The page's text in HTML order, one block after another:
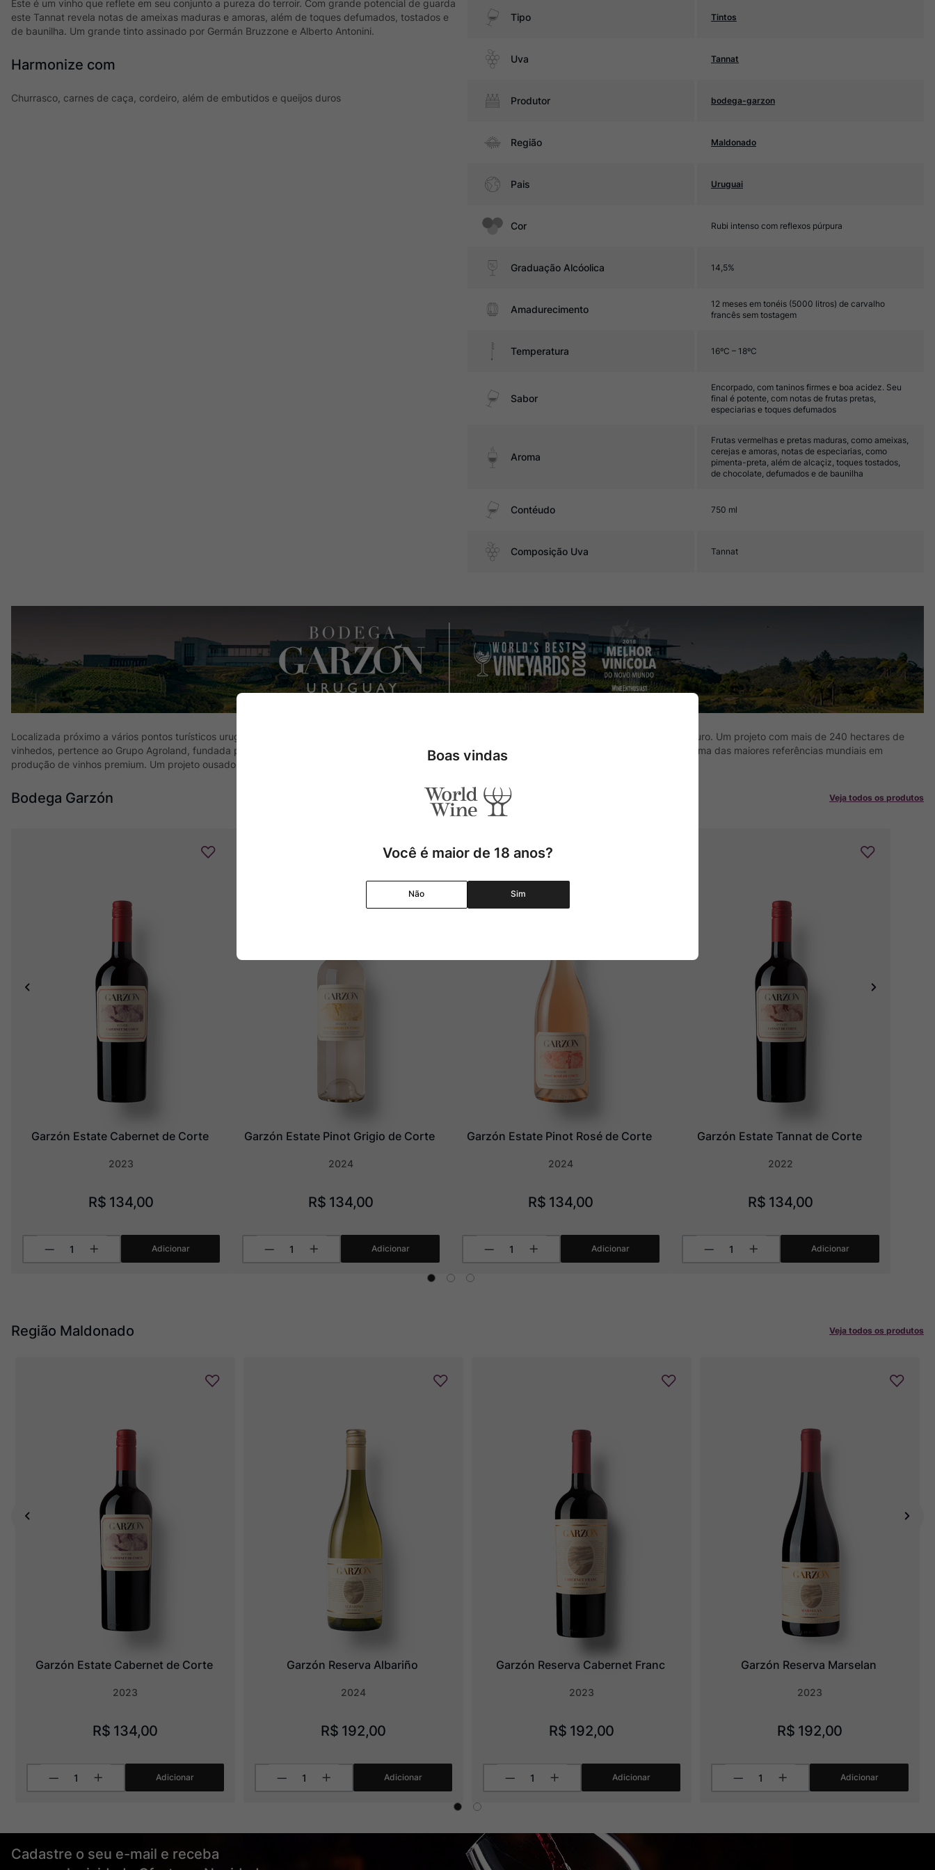
Este é um vinho que reflete em seu conjunto a pureza do terroir. Com grande potencial de guarda
este Tannat revela notas de ameixas maduras e amoras, além de toques defumados, tostados e
de baunilha. Um grande tinto assinado por Germán Bruzzone e Alberto Antonini.
Harmonize com
Churrasco, carnes de caça, cordeiro, além de embutidos e queijos duros
Tipo Tintos
Uva Tannat
Produtor bodega-garzon
Região Maldonado
Pais Uruguai
Cor Rubi intenso com reflexos púrpura
Graduação Alcóolica 14,5%
Amadurecimento
12 meses em tonéis (5000 litros) de carvalho
francês sem tostagem
Temperatura 16ºC – 18ºC
Sabor
Encorpado, com taninos firmes e boa acidez. Seu
final é potente, com notas de frutas pretas,
especiarias e toques defumados
Aroma
Frutas vermelhas e pretas maduras, como ameixas,
cerejas e amoras, notas de especiarias, como
pimenta-preta, além de alcaçiz, toques tostados,
de chocolate, defumados e de baunilha
Contéudo 750 ml
Composição Uva Tannat
Localizada próximo a vários pontos turísticos uruguaios, como Punta del Este e La Barra, a Bodega Garzon é a combinação perfeita entre história e futuro. Um projeto com mais de 240 hectares de
vinhedos, pertence ao Grupo Agroland, fundada pelo argentino Alejandro Bulgheroni. Os vinhos são elaborados sob a consultoria de Alberto Antonini, uma das maiores referências mundiais em
produção de vinhos premium. Um projeto ousado, capaz de posicionar o Uruguai no mapa mundial do vinho!
Bodega Garzón Veja todos os produtos
Garzón Estate Cabernet de Corte
2023
R$ 134,00
Adicionar
Garzón Estate Pinot Grigio de Corte
2024
R$ 134,00
Adicionar
Garzón Estate Pinot Rosé de Corte
2024
R$ 134,00
Adicionar
Garzón Estate Tannat de Corte
2022
R$ 134,00
Adicionar
Região Maldonado Veja todos os produtos
Garzón Estate Cabernet de Corte
2023
R$ 134,00
Adicionar
Garzón Reserva Albariño
2024
R$ 192,00
Adicionar
Garzón Reserva Cabernet Franc
2023
R$ 192,00
Adicionar
Garzón Reserva Marselan
2023
R$ 192,00
Adicionar
Cadastre o seu e-mail e receba
Boas vindas
Você é maior de 18 anos?
Não Sim